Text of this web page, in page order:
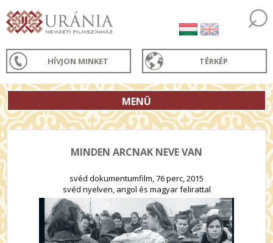
HÍVJON MINKET TÉRKÉP
MENÜ
MINDEN ARCNAK NEVE VAN
svéd dokumentumfilm, 76 perc, 2015
svéd nyelven, angol és magyar felirattal